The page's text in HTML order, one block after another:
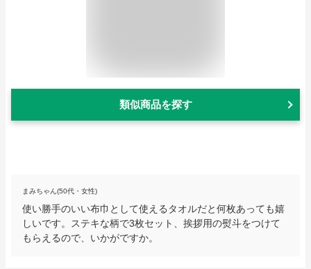
類似商品を探す
まみちゃん(50代・女性)
使い勝手のいい布巾として使えるタオルだと何枚あっても嬉
しいです。ステキな柄で3枚セット、挨拶用の熨斗をつけて
もらえるので、いかがですか。